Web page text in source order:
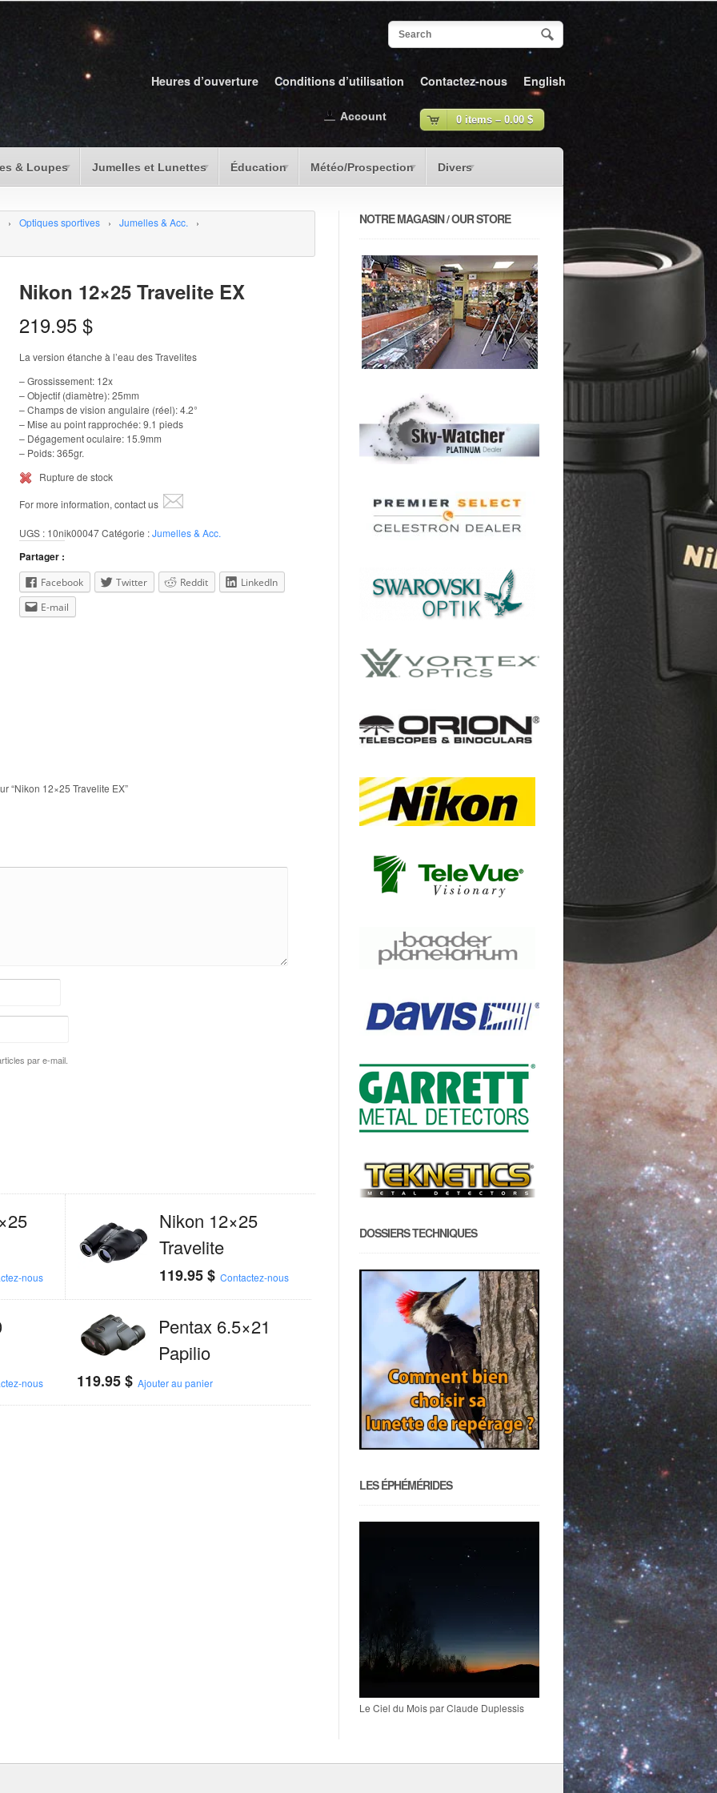
Heures d’ouverture Conditions d’utilisation Contactez-nous English
& Loupes Jumelles et Lunettes Éducation Météo/Prospection Divers
0 items – 0.00 $
Account
› Optiques sportives › Jumelles & Acc. ›
Nikon 12×25 Travelite EX
219.95 $
La version étanche à l’eau des Travelites
– Grossissement: 12x
– Objectif (diamètre): 25mm
– Champs de vision angulaire (réel): 4.2°
– Mise au point rapprochée: 9.1 pieds
– Dégagement oculaire: 15.9mm
– Poids: 365gr.
Rupture de stock
For more information, contact us
UGS : 10nik00047Catégorie :Jumelles & Acc.
Partager :
Facebook Twitter Reddit
LinkedIn
E-mail
“Nikon 12×25 Travelite EX”
par e-mail.
nous
Nikon 12×25
Travelite
119.95$ Contactez-nous
nous
Pentax 6.5×21
Papilio
119.95$ Ajouter au panier
NOTRE MAGASIN / OUR STORE
DOSSIERS TECHNIQUES
LES ÉPHÉMÉRIDES
Le Ciel du Mois par Claude Duplessis